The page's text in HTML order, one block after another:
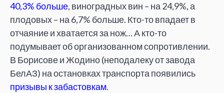
40,3% больше, виноградных вин – на 24,9%, а
плодовых – на 6,7% больше. Кто-то впадает в
отчаяние и хватается за нож… А кто-то
подумывает об организованном сопротивлении.
В Борисове и Жодино (неподалеку от завода
БелАЗ) на остановках транспорта появились
призывы к забастовкам.